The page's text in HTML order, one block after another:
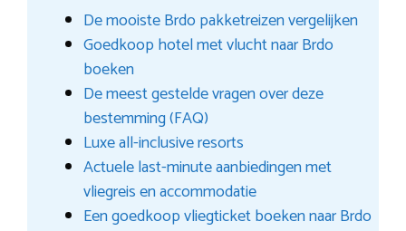
De mooiste Brdo pakketreizen vergelijken
Goedkoop hotel met vlucht naar Brdo
boeken
De meest gestelde vragen over deze
bestemming (FAQ)
Luxe all-inclusive resorts
Actuele last-minute aanbiedingen met
vliegreis en accommodatie
Een goedkoop vliegticket boeken naar Brdo